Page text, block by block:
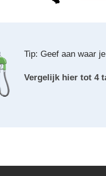
Tip: Geef aan waar
Vergelijk hier tot 4